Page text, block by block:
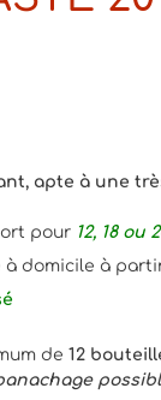
apte à une
pour 12, 18 ou
à domicile à
de 12